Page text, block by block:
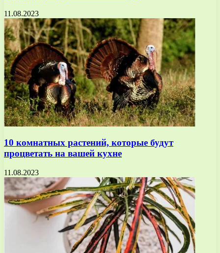
11.08.2023
10 комнатных растений, которые будут
процветать на вашей кухне
11.08.2023